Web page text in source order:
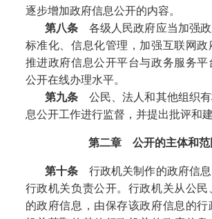
逐步增加政府信息公开的内容。
第八条各级人民政府应当加强政
标准化、信息化管理，加强互联网
推进政府信息公开平台与政务服务
公开在线办理水平。
第九条公民、法人和其他组织有
息公开工作进行监督，并提出批评和建
第二章 公开的主体和范
第十条行政机关制作的政府信息
行政机关负责公开。行政机关从公
的政府信息，由保存该政府信息的